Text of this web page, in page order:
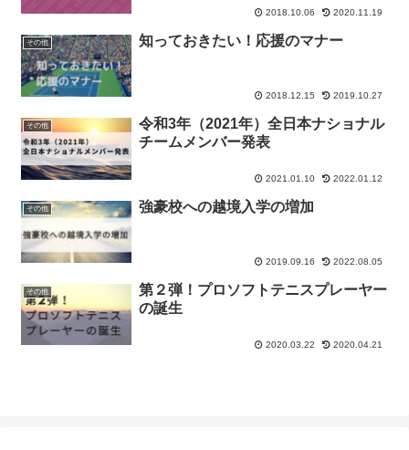
2018.10.06 2020.11.19
その他 知っておきたい！応援のマナー
2018.12.15 2019.10.27
その他
令和3年（2021年）全日本ナショナル
チームメンバー発表
2021.01.10 2022.01.12
その他 強豪校への越境入学の増加
2019.09.16 2022.08.05
その他
第２弾！プロソフトテニスプレーヤー
の誕生
2020.03.22 2020.04.21